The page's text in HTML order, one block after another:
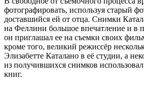
фотографировать, используя старый
доставшийся ей от отца. Снимки
на Феллини большое впечатление и в
он приглашал ее на съемки своих
кроме того, великий режиссёр
Элизабетте Каталано в её студии, а
из получившихся снимков
книг.